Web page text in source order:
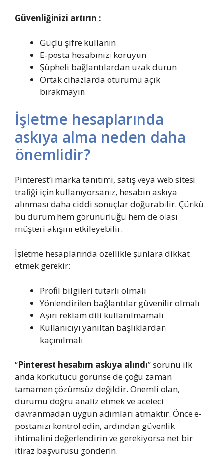
Güvenliğinizi artırın :
Güçlü şifre kullanın
E-posta hesabınızı koruyun
Şüpheli bağlantılardan uzak durun
Ortak cihazlarda oturumu açık
bırakmayın
İşletme hesaplarında
askıya alma neden daha
önemlidir?
Pinterest’i marka tanıtımı, satış veya web sitesi
trafiği için kullanıyorsanız, hesabın askıya
alınması daha ciddi sonuçlar doğurabilir. Çünkü
bu durum hem görünürlüğü hem de olası
müşteri akışını etkileyebilir.
İşletme hesaplarında özellikle şunlara dikkat
etmek gerekir:
Profil bilgileri tutarlı olmalı
Yönlendirilen bağlantılar güvenilir olmalı
Aşırı reklam dili kullanılmamalı
Kullanıcıyı yanıltan başlıklardan
kaçınılmalı
“Pinterest hesabım askıya alındı” sorunu ilk
anda korkutucu görünse de çoğu zaman
tamamen çözümsüz değildir. Önemli olan,
durumu doğru analiz etmek ve aceleci
davranmadan uygun adımları atmaktır. Önce e-
postanızı kontrol edin, ardından güvenlik
ihtimalini değerlendirin ve gerekiyorsa net bir
itiraz başvurusu gönderin.